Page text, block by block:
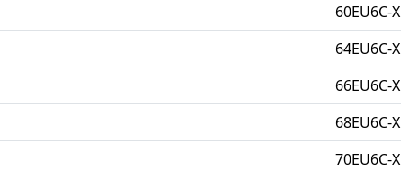
60EU6C-X
64EU6C-X
66EU6C-X
68EU6C-X
70EU6C-X